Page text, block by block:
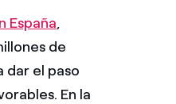
España,
de
dar el paso
En la